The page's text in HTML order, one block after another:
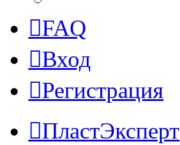
FAQ
Вход
Регистрация
ПластЭксперт